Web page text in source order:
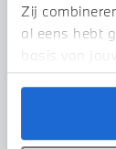
Zij
al eens hebt
basis van
Voorstel